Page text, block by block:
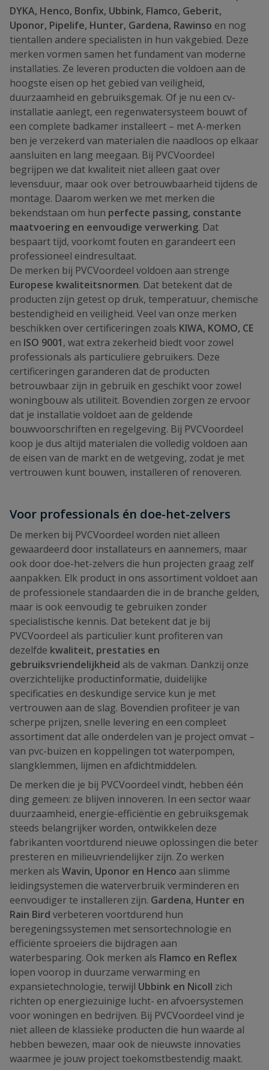
DYKA, Henco, Bonfix, Ubbink, Flamco, Geberit,
Uponor, Pipelife, Hunter, Gardena, Rawinso en nog
tientallen andere specialisten in hun vakgebied. Deze
merken vormen samen het fundament van moderne
installaties. Ze leveren producten die voldoen aan de
hoogste eisen op het gebied van veiligheid,
duurzaamheid en gebruiksgemak. Of je nu een cv-
installatie aanlegt, een regenwatersysteem bouwt of
een complete badkamer installeert – met A-merken
ben je verzekerd van materialen die naadloos op elkaar
aansluiten en lang meegaan. Bij PVCVoordeel
begrijpen we dat kwaliteit niet alleen gaat over
levensduur, maar ook over betrouwbaarheid tijdens de
montage. Daarom werken we met merken die
bekendstaan om hun perfecte passing, constante
maatvoering en eenvoudige verwerking. Dat
bespaart tijd, voorkomt fouten en garandeert een
professioneel eindresultaat.
De merken bij PVCVoordeel voldoen aan strenge
Europese kwaliteitsnormen. Dat betekent dat de
producten zijn getest op druk, temperatuur, chemische
bestendigheid en veiligheid. Veel van onze merken
beschikken over certificeringen zoals KIWA, KOMO, CE
en ISO 9001, wat extra zekerheid biedt voor zowel
professionals als particuliere gebruikers. Deze
certificeringen garanderen dat de producten
betrouwbaar zijn in gebruik en geschikt voor zowel
woningbouw als utiliteit. Bovendien zorgen ze ervoor
dat je installatie voldoet aan de geldende
bouwvoorschriften en regelgeving. Bij PVCVoordeel
koop je dus altijd materialen die volledig voldoen aan
de eisen van de markt en de wetgeving, zodat je met
vertrouwen kunt bouwen, installeren of renoveren.
Voor professionals én doe-het-zelvers
De merken bij PVCVoordeel worden niet alleen
gewaardeerd door installateurs en aannemers, maar
ook door doe-het-zelvers die hun projecten graag zelf
aanpakken. Elk product in ons assortiment voldoet aan
de professionele standaarden die in de branche gelden,
maar is ook eenvoudig te gebruiken zonder
specialistische kennis. Dat betekent dat je bij
PVCVoordeel als particulier kunt profiteren van
dezelfde kwaliteit, prestaties en
gebruiksvriendelijkheid als de vakman. Dankzij onze
overzichtelijke productinformatie, duidelijke
specificaties en deskundige service kun je met
vertrouwen aan de slag. Bovendien profiteer je van
scherpe prijzen, snelle levering en een compleet
assortiment dat alle onderdelen van je project omvat –
van pvc-buizen en koppelingen tot waterpompen,
slangklemmen, lijmen en afdichtmiddelen.
De merken die je bij PVCVoordeel vindt, hebben één
ding gemeen: ze blijven innoveren. In een sector waar
duurzaamheid, energie-efficiëntie en gebruiksgemak
steeds belangrijker worden, ontwikkelen deze
fabrikanten voortdurend nieuwe oplossingen die beter
presteren en milieuvriendelijker zijn. Zo werken
merken als Wavin, Uponor en Henco aan slimme
leidingsystemen die waterverbruik verminderen en
eenvoudiger te installeren zijn. Gardena, Hunter en
Rain Bird verbeteren voortdurend hun
beregeningssystemen met sensortechnologie en
efficiënte sproeiers die bijdragen aan
waterbesparing. Ook merken als Flamco en Reflex
lopen voorop in duurzame verwarming en
expansietechnologie, terwijl Ubbink en Nicoll zich
richten op energiezuinige lucht- en afvoersystemen
voor woningen en bedrijven. Bij PVCVoordeel vind je
niet alleen de klassieke producten die hun waarde al
hebben bewezen, maar ook de nieuwste innovaties
waarmee je jouw project toekomstbestendig maakt.